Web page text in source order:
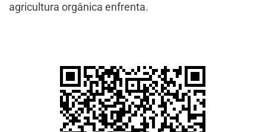
agricultura orgânica enfrenta.